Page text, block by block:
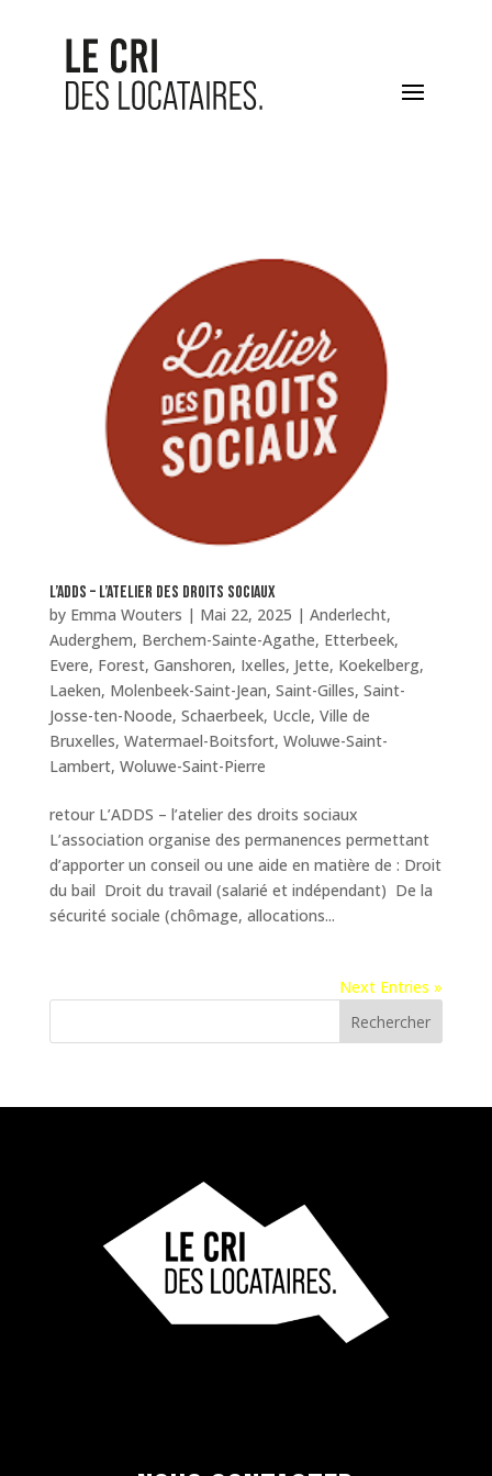
L’ADDS – L’Atelier Des Droits Sociaux
by Emma Wouters | Mai 22, 2025 | Anderlecht,
Auderghem, Berchem-Sainte-Agathe, Etterbeek,
Evere, Forest, Ganshoren, Ixelles, Jette, Koekelberg,
Laeken, Molenbeek-Saint-Jean, Saint-Gilles, Saint-
Josse-ten-Noode, Schaerbeek, Uccle, Ville de
Bruxelles, Watermael-Boitsfort, Woluwe-Saint-
Lambert, Woluwe-Saint-Pierre
retour L’ADDS – l’atelier des droits sociaux
L’association organise des permanences permettant
d’apporter un conseil ou une aide en matière de : Droit
du bail Droit du travail (salarié et indépendant) De la
sécurité sociale (chômage, allocations...
Next Entries »